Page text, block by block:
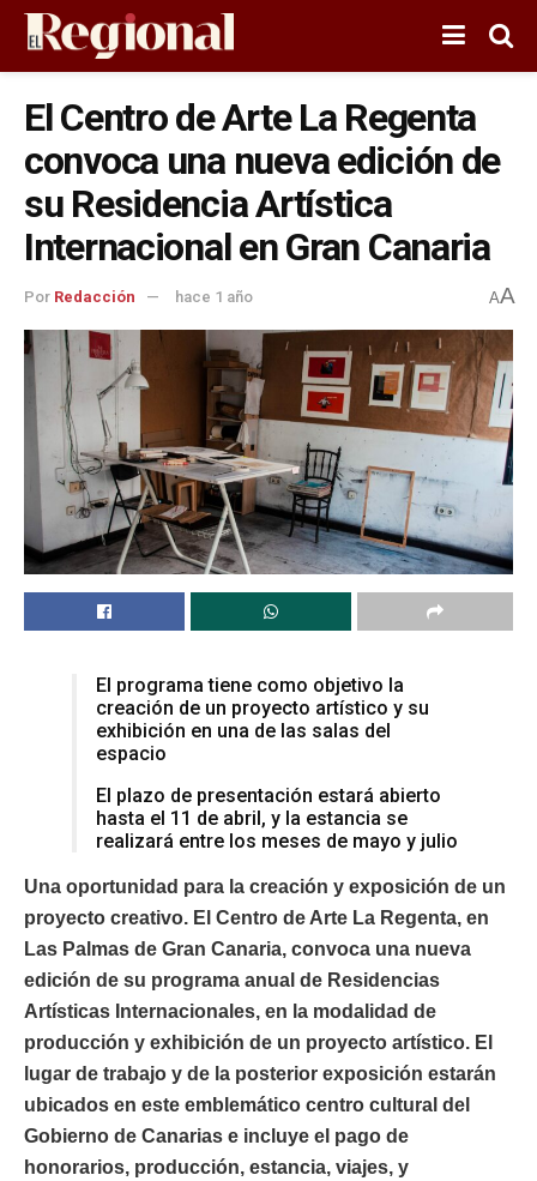
El Centro de Arte La Regenta
convoca una nueva edición de
su Residencia Artística
Internacional en Gran Canaria
Por Redacción hace 1 año AA
El programa tiene como objetivo la
creación de un proyecto artístico y su
exhibición en una de las salas del
espacio
El plazo de presentación estará abierto
hasta el 11 de abril, y la estancia se
realizará entre los meses de mayo y julio
Una oportunidad para la creación y exposición de un
proyecto creativo. El Centro de Arte La Regenta, en
Las Palmas de Gran Canaria, convoca una nueva
edición de su programa anual de Residencias
Artísticas Internacionales, en la modalidad de
producción y exhibición de un proyecto artístico. El
lugar de trabajo y de la posterior exposición estarán
ubicados en este emblemático centro cultural del
Gobierno de Canarias e incluye el pago de
honorarios, producción, estancia, viajes, y